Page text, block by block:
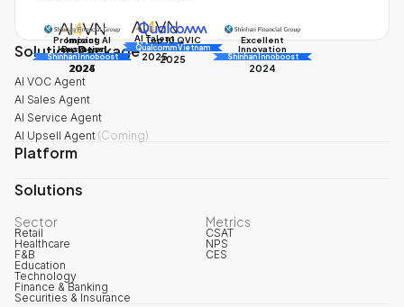
Promising AI
Business
AI Awards
2025
AI Talent
AI Awards
2025
Excellent
Innovation
Shinhan Innoboost
2024
Impact
Innovation
Shinhan Innoboost
2024
Top 10 QVIC
Qualcomm Vietnam
2025
Solution Package
AI VOC Agent
AI Sales Agent
AI Service Agent
AI Upsell Agent (Coming)
Platform
Solutions
Sector
Retail
Healthcare
F&B
Education
Technology
Finance & Banking
Securities & Insurance
Metrics
CSAT
NPS
CES